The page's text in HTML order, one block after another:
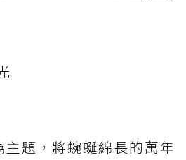
題，將蜿蜒綿長的萬年